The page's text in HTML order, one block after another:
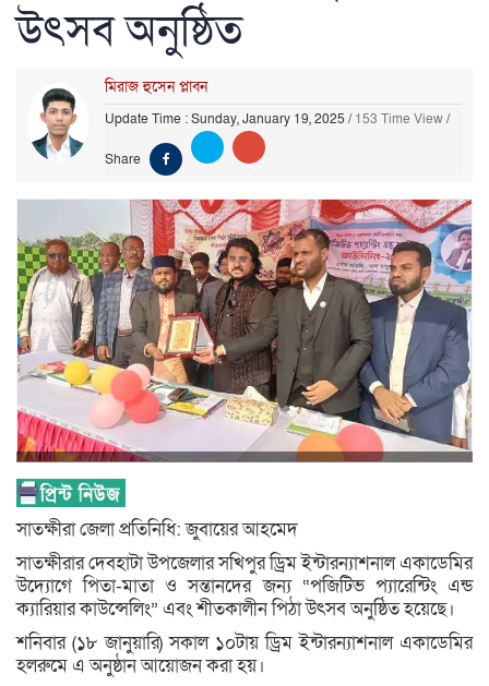
উৎসব অনুষ্ঠিত
মিরাজ হুসেন প্লাবন
Update Time : Sunday, January 19, 2025 /153 Time View/
Share
সাতক্ষীরা জেলা প্রতিনিধি: জুবায়ের আহমেদ
সাতক্ষীরার দেবহাটা উপজেলার সখিপুর ড্রিম ইন্টারন্যাশনাল একাডেমির
উদ্যোগে পিতা-মাতা ও সন্তানদের জন্য “পজিটিভ প্যারেন্টিং এন্ড
ক্যারিয়ার কাউন্সেলিং” এবং শীতকালীন পিঠা উৎসব অনুষ্ঠিত হয়েছে।
শনিবার (১৮ জানুয়ারি) সকাল ১০টায় ড্রিম ইন্টারন্যাশনাল একাডেমির
হলরুমে এ অনুষ্ঠান আয়োজন করা হয়।